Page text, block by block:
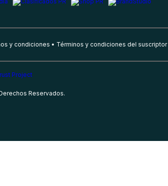
y condiciones Términos y condiciones del suscriptor
Reservados.